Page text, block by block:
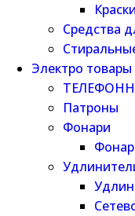
Средства
Электро товары
Патроны
Фонари